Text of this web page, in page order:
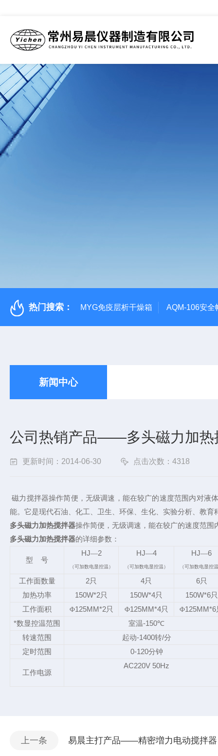
热门搜索： MYG免疫层析干燥箱 AQM-106安全
新闻中心
公司热销产品——多头磁力加热
更新时间：2014-06-30 点击次数：4318
磁力搅拌器操作简便，无级调速，能在较广的速度范围内对液
能。它是现代石油、化工、卫生、环保、生化、实验分析、教育
多头磁力加热搅拌器操作简便，无级调速，能在较广的速度范
多头磁力加热搅拌器的详细参数：
型 号
HJ—2
（可加数电显控温）
HJ—4
（可加数电显控温）
HJ—6
（可加数电显控
工作面数量 2只 4只 6只
加热功率
150W*2只 150W*4只 150W*6只
工作面积
Φ125MM*2只 Φ125MM*4只 Φ125MM*6
*数显控温范围 室温-150℃
转速范围
起动-1400转/分
定时范围
0-120分钟
工作电源
AC220V 50Hz
上一条 易晨主打产品——精密増力电动搅拌器